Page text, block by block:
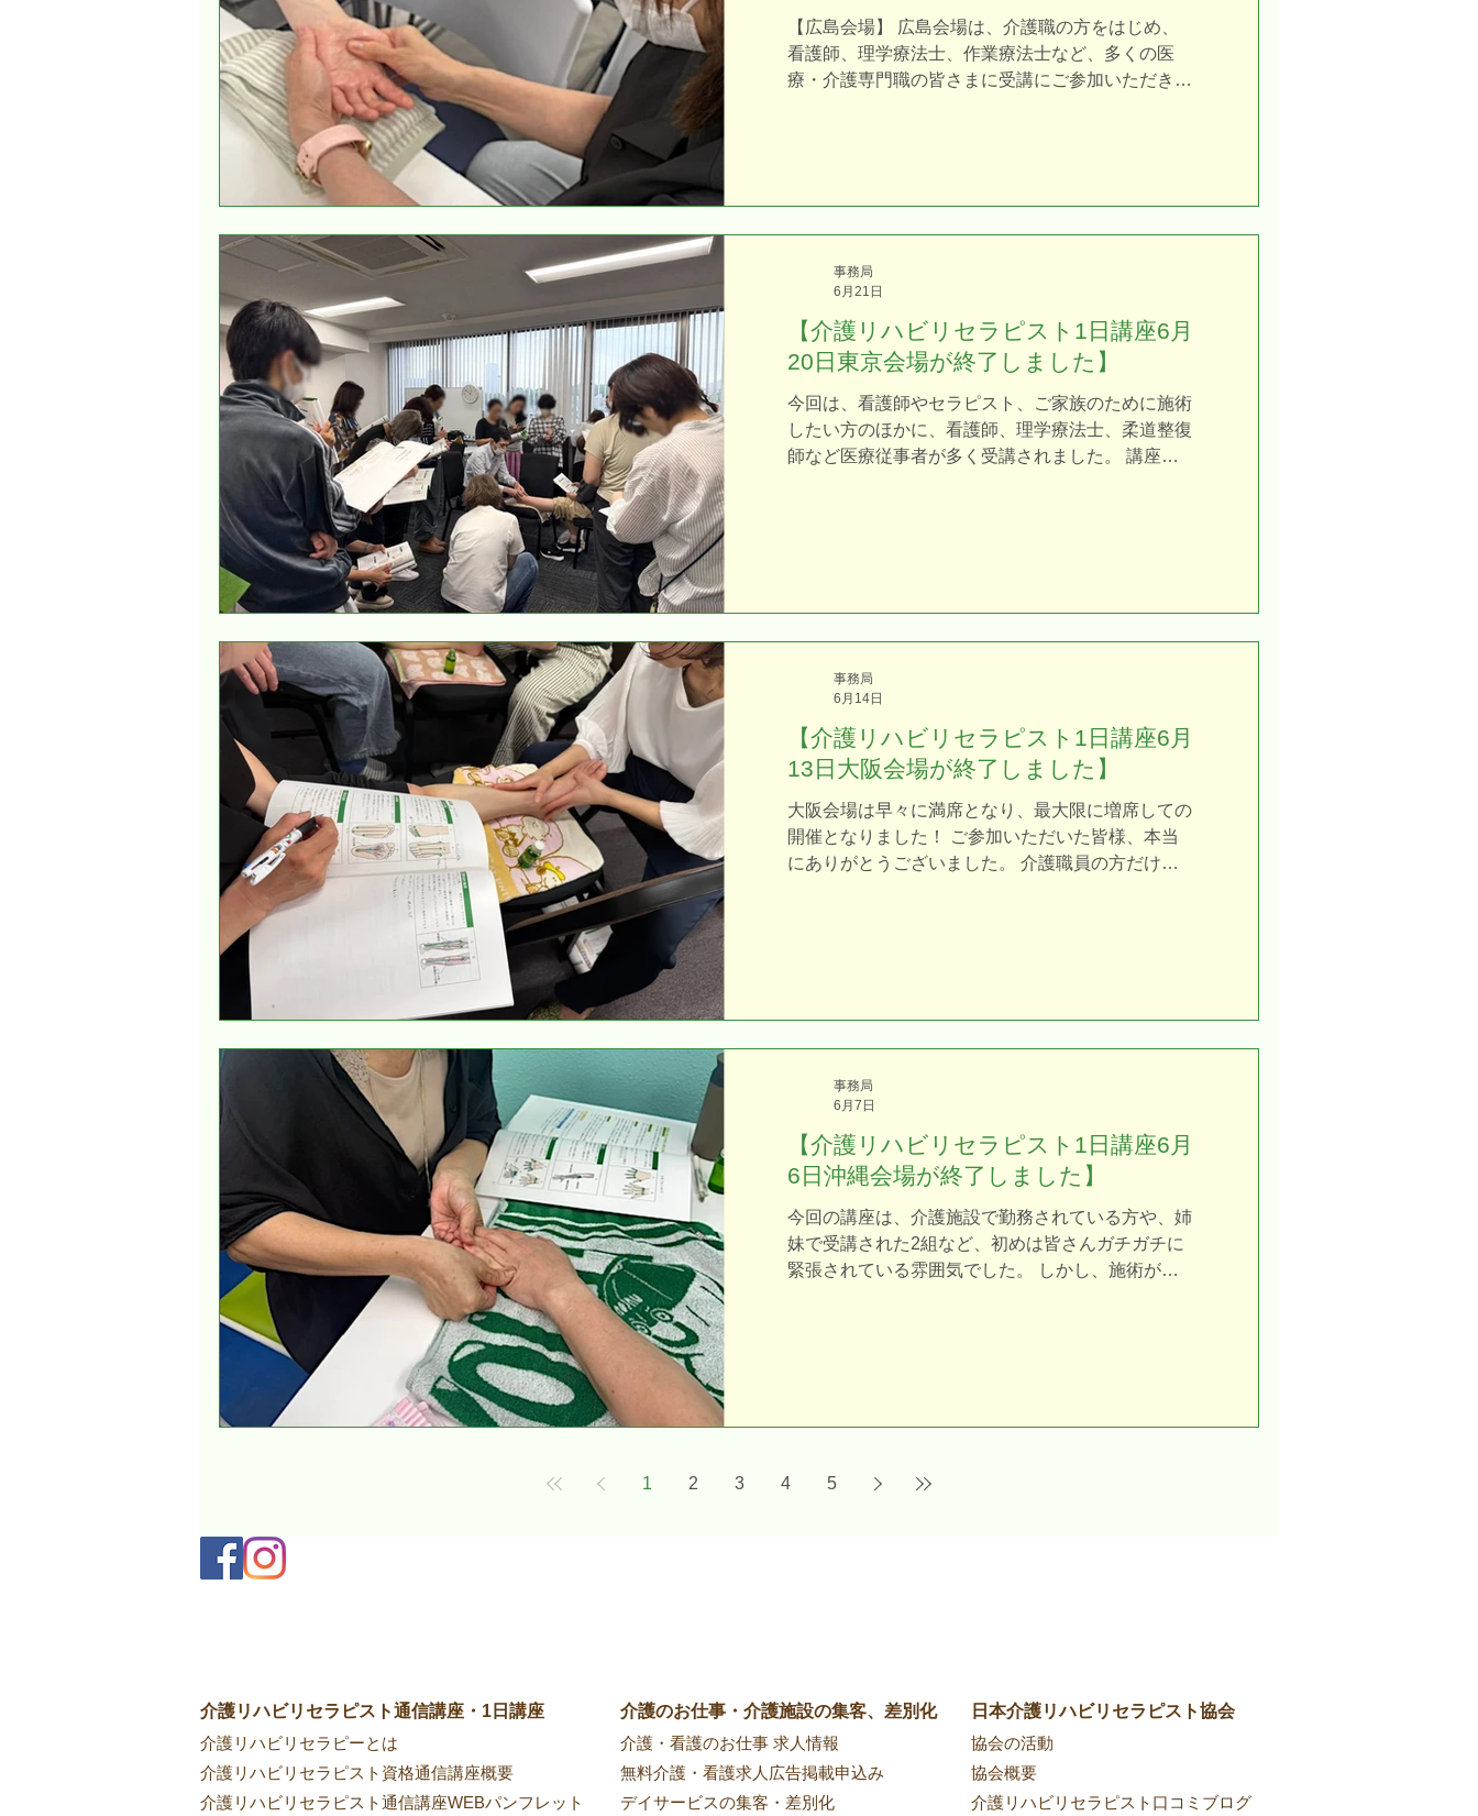
「準備が整ったら」と行動を先延ばしにしている間
にも、 現場の時間は刻一刻と過ぎていきます。 迷
う時間をなくし、1日でも早く確かな技術を届ける
ことこそが、 高齢者には求められます。 ✼••┈┈ こ
【広島会場】 広島会場は、介護職の方をはじめ、
看護師、理学療法士、作業療法士など、多くの医
療・介護専門職の皆さまに受講にご参加いただきま
場面もあり、有意義な時間となりました。 【北海
道会場】 まずは、講座開始時刻が遅れてしまい、
受講者の皆さまにご迷惑をお掛けしましたことを、
心よりお詫び申し上げます。 北海道での開催は久
しぶりということもあり、多くの皆さまにお集まり
いただき、大変嬉しく思います。 介護施設に勤務
されている方を中心にご受講いただきました。 実
技では、施術前と施術後の変化を確認すると、「す
ごい！」「全然違う！」「むくみがしっかり取れて
いますね！」といった驚きの声が多く聞かれまし
【介護リハビリセラピスト1日講座6月
20日東京会場が終了しました】
今回は、看護師やセラピスト、ご家族のために施術
したい方のほかに、看護師、理学療法士、柔道整復
師など医療従事者が多く受講されました。 講座終
現場の高齢者のために学びを深める皆様を、これか
らも全力で応援していきます！ ご受講いただいた
ビリセラピスト1日講座は高齢者の足のむくみ、認
練習が中心になっており、介護職員、看護師、高齢
者のご家族などが受講され、セラピストの資格を取
得後、介護施設、病院、サロン、ご家庭などで活躍
しています。 介護リハビリセラピスト1日講座：
https://www.j-kaigorehabili.com/
事務局
6月21日
【介護リハビリセラピスト1日講座6月
13日大阪会場が終了しました】
大阪会場は早々に満席となり、最大限に増席しての
開催となりました！ ご参加いただいた皆様、本当
にありがとうございました。 介護職員の方だけで
えて分かり、みるみる上達していきました。 「4時
間の研修」と聞くと、もしかしたら「少し短いのか
れが絶妙な時間設定なんです。 集中してインプッ
ダレることなく一番効果を発揮できるベストな長
さ。 終わってみれば、心地よい充実感を感じてい
ただけるはずです。 今回学んだ技術が、それぞれ
の現場で多くの患者様・利用者様の笑顔に繋がるこ
とを願っています。 介護リハビリセラピスト1日講
座は高齢者の足のむくみ、認知症予防、介護で使え
事務局
6月14日
【介護リハビリセラピスト1日講座6月
6日沖縄会場が終了しました】
今回の講座は、介護施設で勤務されている方や、姉
妹で受講された2組など、初めは皆さんガチガチに
緊張されている雰囲気でした。 しかし、施術がス
た」 この変化に、ガチガチな雰囲気が一気になく
く、 驚くほど上手に施術を行っていらっしゃいま
中心になっており、介護職員、看護師、高齢者のご
家族などが受講され、セラピストの資格を取得後
事務局
6月7日
1 2 3 4 5
介護リハビリセラピスト通信講座・1日講座
介護リハビリセラピーとは
介護リハビリセラピスト資格通信講座概要
介護リハビリセラピスト通信講座WEBパンフレット
介護のお仕事・介護施設の集客、差別化
​介護・看護のお仕事 求人情報
無料介護・看護求人広告掲載申込み
デイサービスの集客・差別化
日本介護リハビリセラピスト協会
​協会の活動
​協会概要
介護リハビリセラピスト口コミブログ